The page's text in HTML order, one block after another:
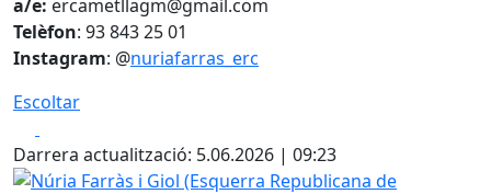
a/e: ercametllagm@gmail.com
Telèfon: 93 843 25 01
Instagram: @nuriafarras_erc
Escoltar
Darrera actualització: 5.06.2026 | 09:23
Núria Farràs i Giol (Esquerra Republicana de Catalunya -